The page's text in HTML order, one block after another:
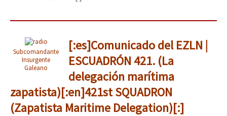
Subcomandante
Insurgente
Galeano
[:es]Comunicado del EZLN |
ESCUADRÓN 421. (La
delegación marítima
zapatista)[:en]421st SQUADRON
(Zapatista Maritime Delegation)[:]